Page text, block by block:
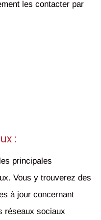
les contacter par
:
principales
Vous y trouverez des
à jour concernant
réseaux sociaux